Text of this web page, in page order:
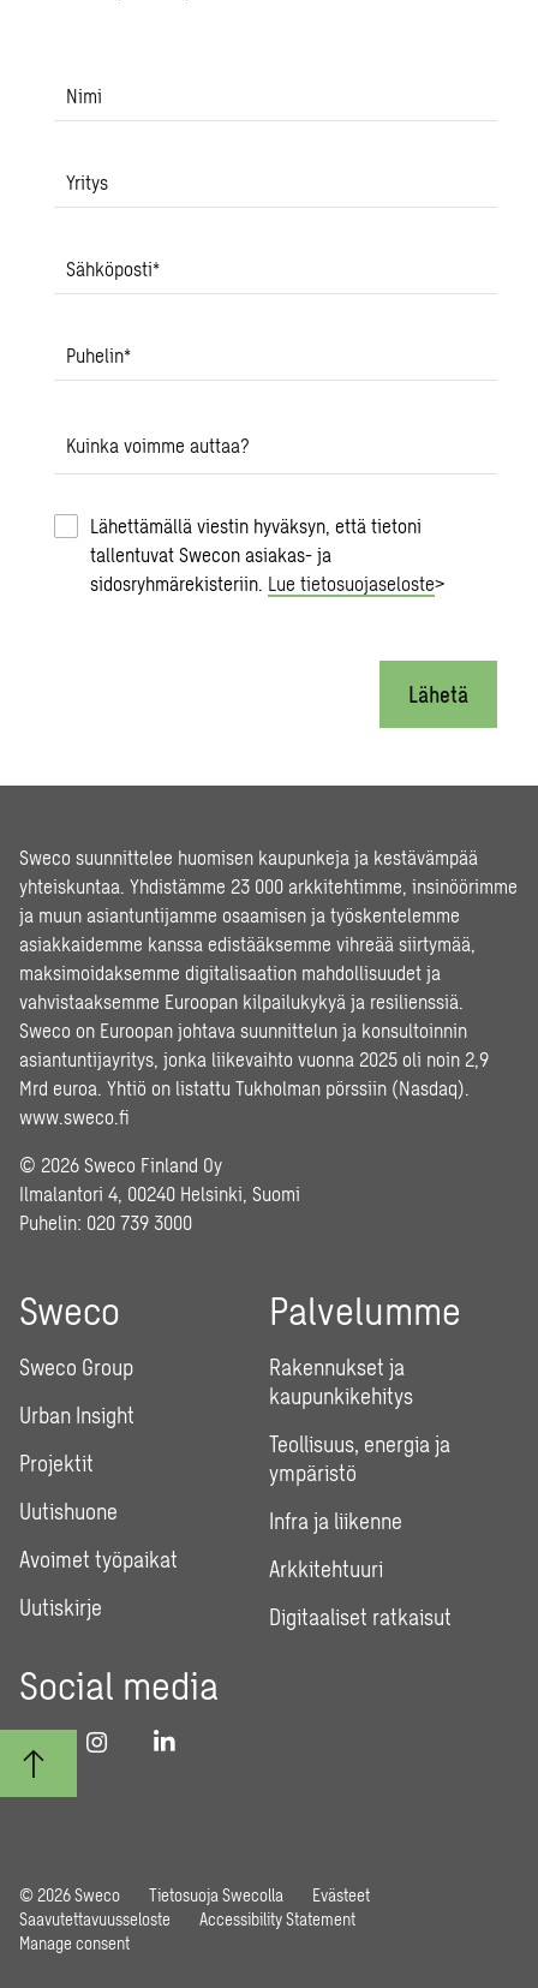
Nimi
Yritys
Sähköposti*
Puhelin*
Kuinka voimme auttaa?
Lähettämällä viestin hyväksyn, että tietoni
tallentuvat Swecon asiakas- ja
sidosryhmärekisteriin. Lue tietosuojaseloste>
Lähetä
Sweco suunnittelee huomisen kaupunkeja ja kestävämpää
yhteiskuntaa. Yhdistämme 23 000 arkkitehtimme, insinöörimme
ja muun asiantuntijamme osaamisen ja työskentelemme
asiakkaidemme kanssa edistääksemme vihreää siirtymää,
maksimoidaksemme digitalisaation mahdollisuudet ja
vahvistaaksemme Euroopan kilpailukykyä ja resilienssiä.
Sweco on Euroopan johtava suunnittelun ja konsultoinnin
asiantuntijayritys, jonka liikevaihto vuonna 2025 oli noin 2,9
Mrd euroa. Yhtiö on listattu Tukholman pörssiin (Nasdaq).
www.sweco.fi
© 2026 Sweco Finland Oy
Ilmalantori 4, 00240 Helsinki, Suomi
Puhelin: 020 739 3000
Sweco
Sweco Group
Urban Insight
Projektit
Uutishuone
Avoimet työpaikat
Uutiskirje
Palvelumme
Rakennukset ja
kaupunkikehitys
Teollisuus, energia ja
ympäristö
Infra ja liikenne
Arkkitehtuuri
Digitaaliset ratkaisut
Social media
© 2026 Sweco Tietosuoja Swecolla
Evästeet
Saavutettavuusseloste
Accessibility Statement
Manage consent